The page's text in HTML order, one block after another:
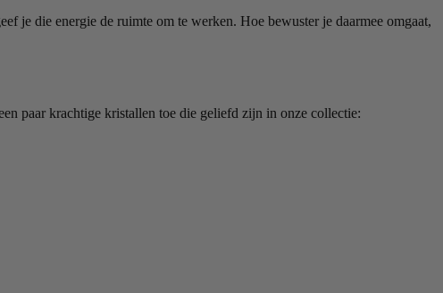
je die energie de ruimte om te werken. Hoe bewuster je daarmee omgaat,
paar krachtige kristallen toe die geliefd zijn in onze collectie: